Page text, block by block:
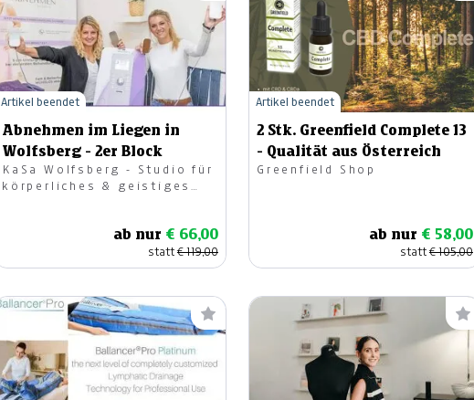
Abnehmen im Liegen in
Wolfsberg - 2er Block
KaSa Wolfsberg - Studio für
körperliches & geistiges
ab nur € 66,00
statt€ 119,00
Artikel beendet
2 Stk. Greenfield Complete 13
- Qualität aus Österreich
Greenfield Shop
ab nur € 58,00
statt€ 105,00
Artikel beendet